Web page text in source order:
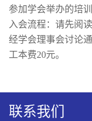
参加学会举办的培
入会流程：请先阅
经学会理事会讨论
工本费20元。
联系我们